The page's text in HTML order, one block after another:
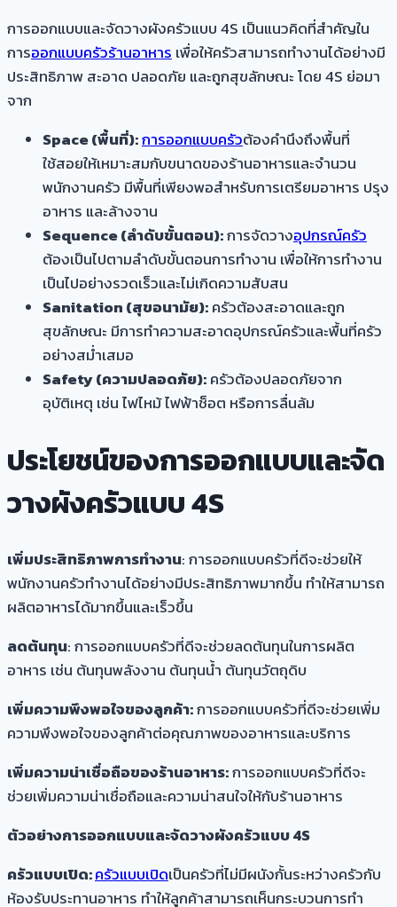
การออกแบบและจัดวางผังครัวแบบ 4S เป็นแนวคิดที่สำคัญใน
การออกแบบครัวร้านอาหารเพื่อให้ครัวสามารถทำงานได้อย่างมี
ประสิทธิภาพ สะอาด ปลอดภัย และถูกสุขลักษณะ โดย 4S ย่อมา
จาก
Space (พื้นที่):การออกแบบครัวต้องคำนึงถึงพื้นที่
ใช้สอยให้เหมาะสมกับขนาดของร้านอาหารและจำนวน
พนักงานครัว มีพื้นที่เพียงพอสำหรับการเตรียมอาหาร ปรุง
อาหาร และล้างจาน
Sequence (ลำดับขั้นตอน):การจัดวางอุปกรณ์ครัว
ต้องเป็นไปตามลำดับขั้นตอนการทำงาน เพื่อให้การทำงาน
เป็นไปอย่างรวดเร็วและไม่เกิดความสับสน
Sanitation (สุขอนามัย):ครัวต้องสะอาดและถูก
สุขลักษณะ มีการทำความสะอาดอุปกรณ์ครัวและพื้นที่ครัว
อย่างสม่ำเสมอ
Safety (ความปลอดภัย):ครัวต้องปลอดภัยจาก
อุบัติเหตุ เช่น ไฟไหม้ ไฟฟ้าช็อต หรือการลื่นล้ม
ประโยชน์ของการออกแบบและจัด
วางผังครัวแบบ 4S
เพิ่มประสิทธิภาพการทำงาน: การออกแบบครัวที่ดีจะช่วยให้
พนักงานครัวทำงานได้อย่างมีประสิทธิภาพมากขึ้น ทำให้สามารถ
ผลิตอาหารได้มากขึ้นและเร็วขึ้น
ลดต้นทุน: การออกแบบครัวที่ดีจะช่วยลดต้นทุนในการผลิต
อาหาร เช่น ต้นทุนพลังงาน ต้นทุนน้ำ ต้นทุนวัตถุดิบ
เพิ่มความพึงพอใจของลูกค้า:การออกแบบครัวที่ดีจะช่วยเพิ่ม
ความพึงพอใจของลูกค้าต่อคุณภาพของอาหารและบริการ
เพิ่มความน่าเชื่อถือของร้านอาหาร:การออกแบบครัวที่ดีจะ
ช่วยเพิ่มความน่าเชื่อถือและความน่าสนใจให้กับร้านอาหาร
ตัวอย่างการออกแบบและจัดวางผังครัวแบบ 4S
ครัวแบบเปิด:ครัวแบบเปิดเป็นครัวที่ไม่มีผนังกั้นระหว่างครัวกับ
ห้องรับประทานอาหาร ทำให้ลูกค้าสามารถเห็นกระบวนการทำ